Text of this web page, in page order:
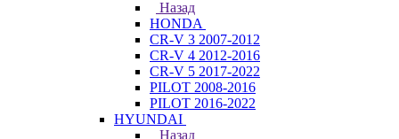
Назад
HONDA
CR-V 3 2007-2012
CR-V 4 2012-2016
CR-V 5 2017-2022
PILOT 2008-2016
PILOT 2016-2022
HYUNDAI
Назад